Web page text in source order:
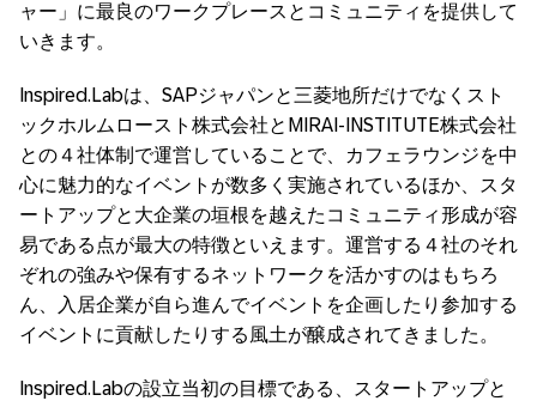
ャー」に最良のワークプレースとコミュニティを提供して
いきます。
Inspired.Labは、SAPジャパンと三菱地所だけでなくスト
ックホルムロースト株式会社とMIRAI-INSTITUTE株式会社
との４社体制で運営していることで、カフェラウンジを中
心に魅力的なイベントが数多く実施されているほか、スタ
ートアップと大企業の垣根を越えたコミュニティ形成が容
易である点が最大の特徴といえます。運営する４社のそれ
ぞれの強みや保有するネットワークを活かすのはもちろ
ん、入居企業が自ら進んでイベントを企画したり参加する
イベントに貢献したりする風土が醸成されてきました。
Inspired.Labの設立当初の目標である、スタートアップと